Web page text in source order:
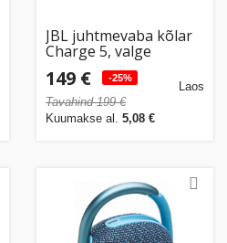
JBL juhtmevaba kõlar
Charge 5, valge
149 € -25%
Tavahind 199 €
Kuumakse al. 5,08 €
Laos